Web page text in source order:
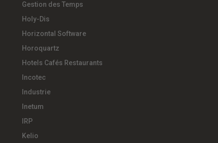
Gestion des Temps
Holy-Dis
Horizontal Software
Horoquartz
Hotels Cafés Restaurants
Incotec
Industrie
Inetum
IRP
Kelio